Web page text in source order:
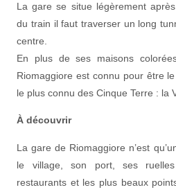
La gare se situe légèrement
du train il faut traverser un long
centre.
En plus de ses maisons
Riomaggiore est connu pour être
le plus connu des Cinque Terre : la
À découvrir
La gare de Riomaggiore n’est
le village, son port, ses
restaurants et les plus beaux